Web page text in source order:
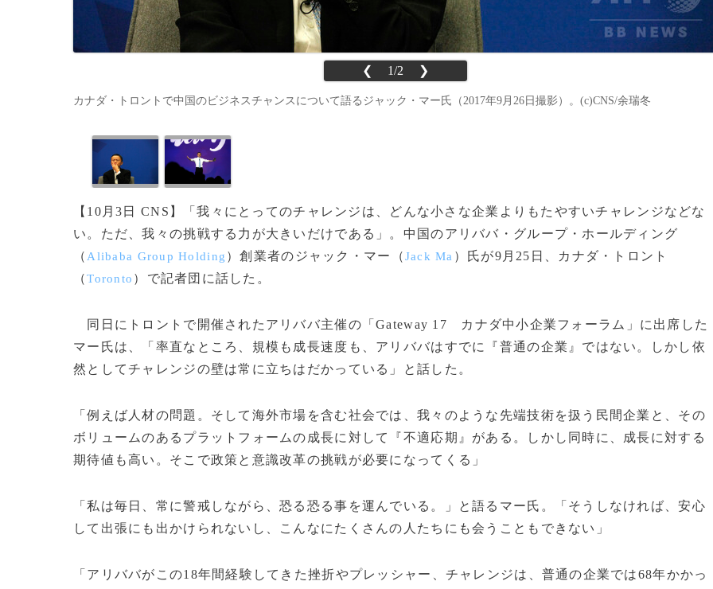
❮ 1/2 ❯
カナダ・トロントで中国のビジネスチャンスについて語るジャック・マー氏（2017年9月26日撮影）。(c)CNS/余瑞冬
【10月3日 CNS】「我々にとってのチャレンジは、どんな小さな企業よりもたやすいチャレンジなどな
い。ただ、我々の挑戦する力が大きいだけである」。中国のアリババ・グループ・ホールディング
（ Alibaba Group Holding ）創業者のジャック・マー（Jack Ma ）氏が9月25日、カナダ・トロント
（Toronto ）で記者団に話した。
同日にトロントで開催されたアリババ主催の「Gateway 17 カナダ中小企業フォーラム」に出席した
マー氏は、「率直なところ、規模も成長速度も、アリババはすでに『普通の企業』ではない。しかし依
然としてチャレンジの壁は常に立ちはだかっている」と話した。
「例えば人材の問題。そして海外市場を含む社会では、我々のような先端技術を扱う民間企業と、その
ボリュームのあるプラットフォームの成長に対して『不適応期』がある。しかし同時に、成長に対する
期待値も高い。そこで政策と意識改革の挑戦が必要になってくる」
「私は毎日、常に警戒しながら、恐る恐る事を運んでいる。」と語るマー氏。「そうしなければ、安心
して出張にも出かけられないし、こんなにたくさんの人たちにも会うこともできない」
「アリババがこの18年間経験してきた挫折やプレッシャー、チャレンジは、普通の企業では68年かかっ